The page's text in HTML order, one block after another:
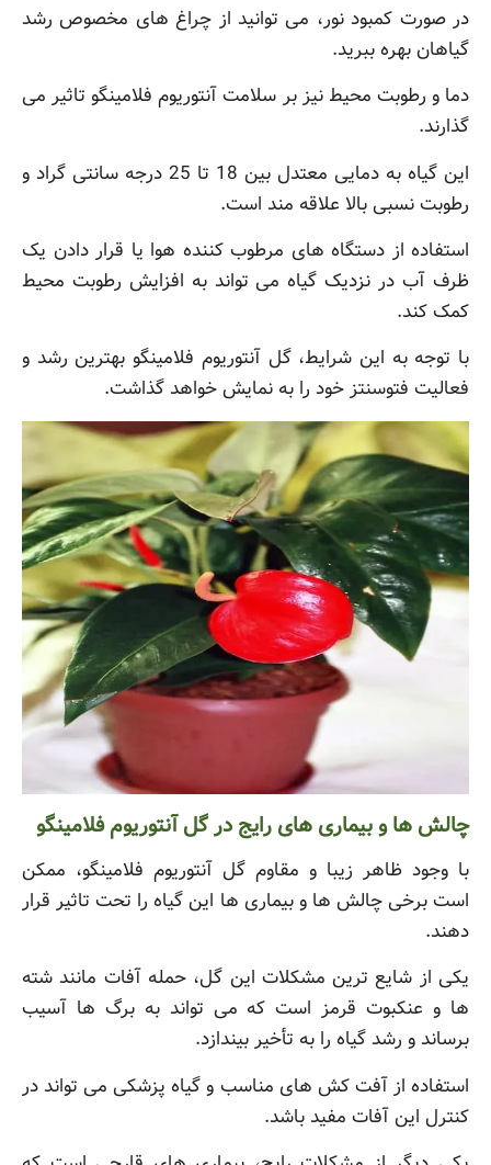
در صورت کمبود نور، می توانید از چراغ های مخصوص رشد
گیاهان بهره ببرید.
دما و رطوبت محیط نیز بر سلامت آنتوریوم فلامینگو تاثیر می
گذارند.
این گیاه به دمایی معتدل بین 18 تا 25 درجه سانتی گراد و
رطوبت نسبی بالا علاقه مند است.
استفاده از دستگاه های مرطوب کننده هوا یا قرار دادن یک
ظرف آب در نزدیک گیاه می تواند به افزایش رطوبت محیط
کمک کند.
با توجه به این شرایط، گل آنتوریوم فلامینگو بهترین رشد و
فعالیت فتوسنتز خود را به نمایش خواهد گذاشت.
چالش ها و بیماری های رایج در گل آنتوریوم فلامینگو
با وجود ظاهر زیبا و مقاوم گل آنتوریوم فلامینگو، ممکن
است برخی چالش ها و بیماری ها این گیاه را تحت تاثیر قرار
دهند.
یکی از شایع ترین مشکلات این گل، حمله آفات مانند شته
ها و عنکبوت قرمز است که می تواند به برگ ها آسیب
برساند و رشد گیاه را به تأخیر بیندازد.
استفاده از آفت کش های مناسب و گیاه پزشکی می تواند در
کنترل این آفات مفید باشد.